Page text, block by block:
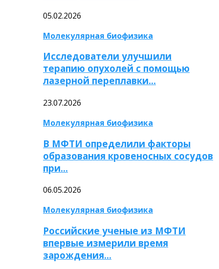
05.02.2026
Молекулярная биофизика
Исследователи улучшили
терапию опухолей с помощью
лазерной переплавки…
23.07.2026
Молекулярная биофизика
В МФТИ определили факторы
образования кровеносных сосудов
при…
06.05.2026
Молекулярная биофизика
Российские ученые из МФТИ
впервые измерили время
зарождения…